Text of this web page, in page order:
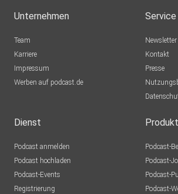
Unternehmen
Team
Karriere
Impressum
Werben auf podcast.de
Service
Newsletter
Kontakt
Presse
Dienst
Podcast anmelden
Podcast hochladen
Podcast-Events
Registrierung
Podcast-
Podcast-
Podcast-
Podcast-